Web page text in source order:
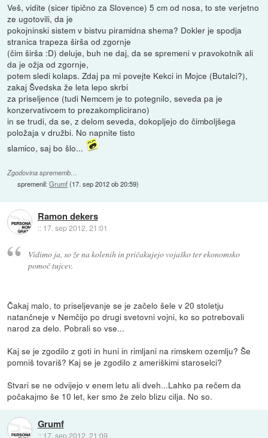
Veš, vidite (sicer tipično za Slovence) 5 cm od nosa, to ste verjetno
ze ugotovili, da je
pokojninski sistem v bistvu piramidna shema? Dokler je spodja
stranica trapeza širša od zgornje
(čim širša :D) deluje, buh ne daj, da se spremeni v pravokotnik ali
da je ožja od zgornje,
potem sledi kolaps. Zdaj pa mi povejte Kekci in Mojce (Butalci?),
zakaj Švedska že leta lepo skrbi
za priseljence (tudi Nemcem je to potegnilo, seveda pa je
konzervativcem to prezakomplicirano)
in se trudi, da se, z delom seveda, dokopljejo do čimboljšega
položaja v družbi. No napnite tisto
slamico, saj bo šlo...
Zgodovina sprememb…
spremenil:Grumf(17. sep 2012 ob 20:59)
Ramon dekers
:: 17. sep 2012, 21:01
Vidimo ja, so že na kolenih in pričakujejo vojaško ter ekonomsko
pomoč tujcev.
Čakaj malo, to priseljevanje se je začelo šele v 20 stoletju
natančneje v Nemčijo po drugi svetovni vojni, ko so potrebovali
narod za delo. Pobrali so vse...
Kaj se je zgodilo z goti in huni in rimljani na rimskem ozemlju? Še
pomniš tovariš? Kaj se je zgodilo z ameriškimi staroselci?
Stvari se ne odvijejo v enem letu ali dveh...Lahko pa rečem da
počakajmo še 10 let, ker smo že zelo blizu cilja. No so.
Grumf
:: 17. sep 2012, 21:09